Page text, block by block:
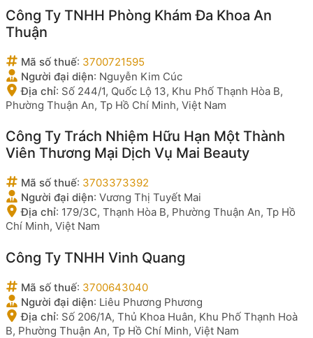
Công Ty TNHH Phòng Khám Đa Khoa An
Thuận
Mã số thuế: 3700721595
Người đại diện: Nguyễn Kim Cúc
Địa chỉ: Số 244/1, Quốc Lộ 13, Khu Phố Thạnh Hòa B,
Phường Thuận An, Tp Hồ Chí Minh, Việt Nam
Công Ty Trách Nhiệm Hữu Hạn Một Thành
Viên Thương Mại Dịch Vụ Mai Beauty
Mã số thuế: 3703373392
Người đại diện: Vương Thị Tuyết Mai
Địa chỉ: 179/3C, Thạnh Hòa B, Phường Thuận An, Tp Hồ
Chí Minh, Việt Nam
Công Ty TNHH Vinh Quang
Mã số thuế: 3700643040
Người đại diện: Liêu Phương Phương
Địa chỉ: Số 206/1A, Thủ Khoa Huân, Khu Phố Thạnh Hoà
B, Phường Thuận An, Tp Hồ Chí Minh, Việt Nam